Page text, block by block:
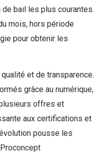
bail les plus courantes.
mois, hors période
pour obtenir les
et de transparence.
grâce au numérique,
offres et
aux certifications et
pousse les